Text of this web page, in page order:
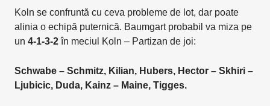
Koln se confruntă cu ceva probleme de lot, dar poate
alinia o echipă puternică. Baumgart probabil va miza pe
un 4-1-3-2în meciul Koln – Partizan de joi:
Schwabe – Schmitz, Kilian, Hubers, Hector – Skhiri –
Ljubicic, Duda, Kainz – Maine, Tigges.